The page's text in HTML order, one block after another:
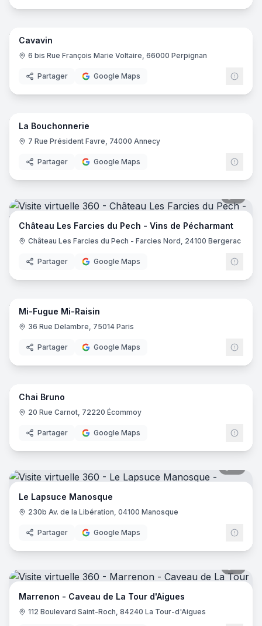
8
Cavavin
6 bis Rue François Marie Voltaire, 66000 Perpignan
Partager Google Maps
10
La Bouchonnerie
7 Rue Président Favre, 74000 Annecy
Partager Google Maps
Château Les Farcies du Pech - Vins de Pécharmant
Château Les Farcies du Pech - Farcies Nord, 24100 Bergerac
Partager Google Maps
9
Mi-Fugue Mi-Raisin
36 Rue Delambre, 75014 Paris
Partager Google Maps
7
Chai Bruno
20 Rue Carnot, 72220 Écommoy
Partager Google Maps
Le Lapsuce Manosque
230b Av. de la Libération, 04100 Manosque
Partager Google Maps
Marrenon - Caveau de La Tour d'Aigues
112 Boulevard Saint-Roch, 84240 La Tour-d'Aigues